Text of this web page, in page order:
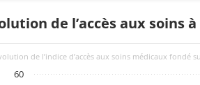
de l’accès aux soins
de l’indice d’accès aux soins médicaux fondé
60